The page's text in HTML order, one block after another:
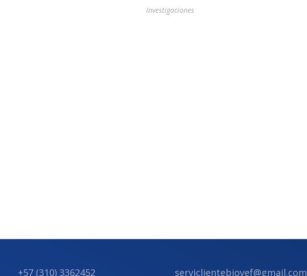
Investigaciones
+57 (310) 3362452 serviclientebiovef@gmail.com